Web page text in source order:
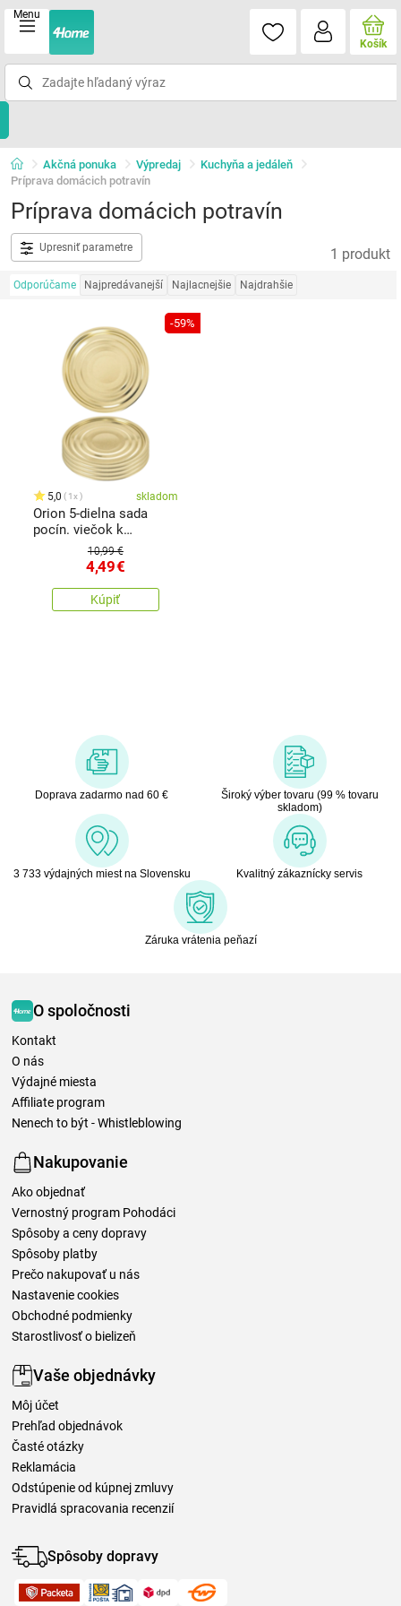
Menu
Košík
Akčná ponuka Výpredaj
Kuchyňa a jedáleň
Príprava domácich potravín
Príprava domácich potravín
Upresniť parametre 1 produkt
Odporúčame Najpredávanejší Najlacnejšie Najdrahšie
-59%
5,0 1x skladom
Orion 5-dielna sada
pocín. viečok k
plechovke, pr. 11 cm
10,99 €
4,49€
Kúpiť
Doprava zadarmo nad 60 €
Široký výber tovaru (99 % tovaru
skladom)
3 733 výdajných miest na Slovensku Kvalitný zákaznícky servis
Záruka vrátenia peňazí
O spoločnosti
Kontakt
O nás
Výdajné miesta
Affiliate program
Nenech to být - Whistleblowing
Nakupovanie
Ako objednať
Vernostný program Pohodáci
Spôsoby a ceny dopravy
Spôsoby platby
Prečo nakupovať u nás
Nastavenie cookies
Obchodné podmienky
Starostlivosť o bielizeň
Vaše objednávky
Môj účet
Prehľad objednávok
Časté otázky
Reklamácia
Odstúpenie od kúpnej zmluvy
Pravidlá spracovania recenzií
Spôsoby dopravy